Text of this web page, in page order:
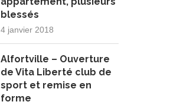
blessés
4 janvier 2018
Alfortville – Ouverture
de Vita Liberté club de
sport et remise en
forme